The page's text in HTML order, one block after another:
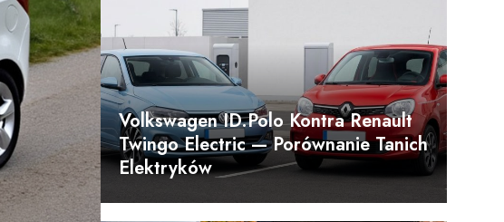
Volkswagen ID.Polo Kontra Renault
Twingo Electric — Porównanie Tanich
Elektryków